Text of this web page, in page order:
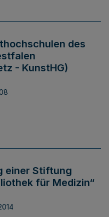
des
- KunstHG)
einer Stiftung
für Medizin“